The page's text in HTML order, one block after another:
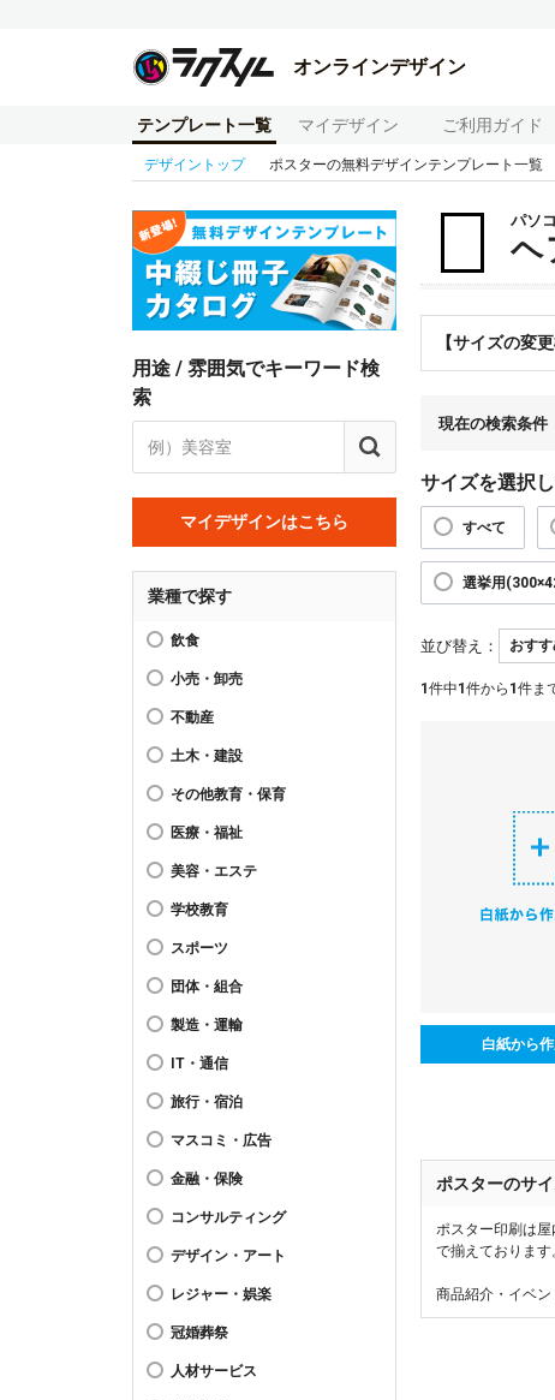
オンラインデザイン
テンプレート一覧 マイデザイン ご利用ガイド
デザイントップ ポスターの無料デザインテンプレート一覧
用途 / 雰囲気でキーワード検
索
マイデザインはこちら
業種で探す
飲食
小売・卸売
不動産
土木・建設
その他教育・保育
医療・福祉
美容・エステ
学校教育
スポーツ
団体・組合
製造・運輸
IT・通信
旅行・宿泊
マスコミ・広告
金融・保険
コンサルティング
デザイン・アート
レジャー・娯楽
冠婚葬祭
人材サービス
パソ
ヘ
【サイズの変
現在の検索条件
サイズを選択
すべて
選挙用
並び替え：
1 件中1 件から 1 件ま
白紙から
ポスターのサ
ポスター印刷は
で揃えております
商品紹介・イベ